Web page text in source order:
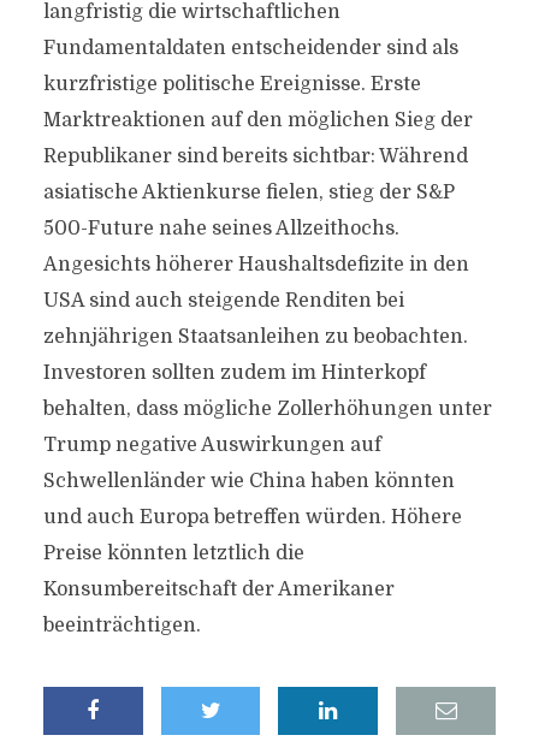
langfristig die wirtschaftlichen
Fundamentaldaten entscheidender sind als
kurzfristige politische Ereignisse. Erste
Marktreaktionen auf den möglichen Sieg der
Republikaner sind bereits sichtbar: Während
asiatische Aktienkurse fielen, stieg der S&P
500-Future nahe seines Allzeithochs.
Angesichts höherer Haushaltsdefizite in den
USA sind auch steigende Renditen bei
zehnjährigen Staatsanleihen zu beobachten.
Investoren sollten zudem im Hinterkopf
behalten, dass mögliche Zollerhöhungen unter
Trump negative Auswirkungen auf
Schwellenländer wie China haben könnten
und auch Europa betreffen würden. Höhere
Preise könnten letztlich die
Konsumbereitschaft der Amerikaner
beeinträchtigen.